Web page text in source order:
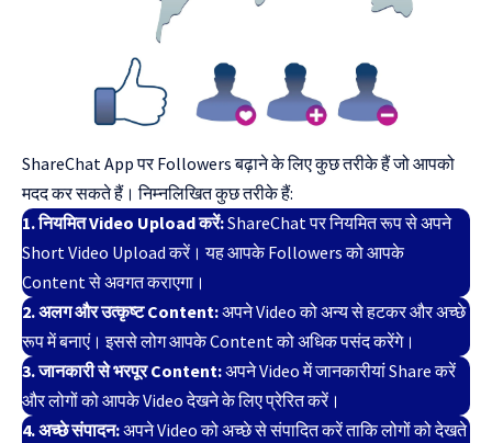
ShareChat App पर Followers बढ़ाने के लिए कुछ तरीके हैं जो आपको
मदद कर सकते हैं। निम्नलिखित कुछ तरीके हैं:
1. नियमित Video Upload करें:ShareChat पर नियमित रूप से अपने
Short Video Upload करें। यह आपके Followers को आपके
Content से अवगत कराएगा।
2. अलग और उत्कृष्ट Content:अपने Video को अन्य से हटकर और अच्छे
रूप में बनाएं। इससे लोग आपके Content को अधिक पसंद करेंगे।
3. जानकारी से भरपूर Content:अपने Video में जानकारीयां Share करें
और लोगों को आपके Video देखने के लिए प्रेरित करें।
4. अच्छे संपादन:अपने Video को अच्छे से संपादित करें ताकि लोगों को देखते